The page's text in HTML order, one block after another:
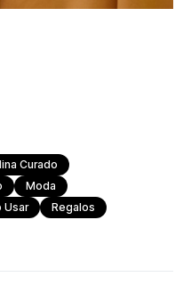
Curado
Moda
Usar
Regalos